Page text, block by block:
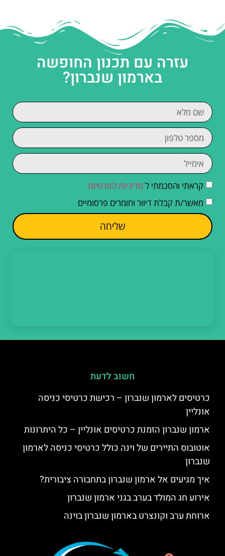
עזרה עם תכנון החופשה
בארמון שנברון?
קראתי והסכמתי ל מדיניות הפרטיות
מאשר/ת קבלת דיוור וחומרים פרסומיים
שליחה
חשוב לדעת
כרטיסים לארמון שנברון – רכישת כרטיסי כניסה
אונליין
ארמון שנברון הזמנת כרטיסים אונליין – כל היתרונות
אוטובוס התיירים של וינה כולל כרטיסי כניסה לארמון
שנברון
איך מגיעים אל ארמון שנברון בתחבורה ציבורית?
אירוע חג המולד בערב בגני ארמון שנברון
ארוחת ערב וקונצרט בארמון שנברון בוינה